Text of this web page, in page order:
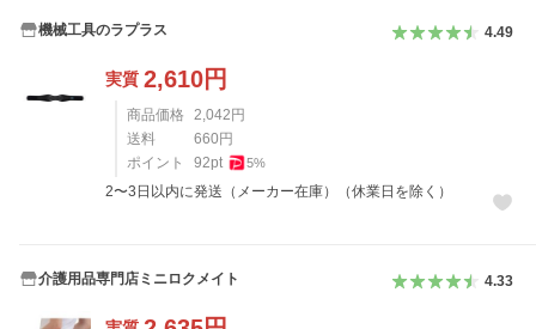
機械工具のラプラス 4.49
実質 2,610円
商品価格 2,042 円
送料
660 円
ポイント
92pt 5%
2〜3日以内に発送（メーカー在庫）（休業日を除く）
介護用品専門店ミニロクメイト 4.33